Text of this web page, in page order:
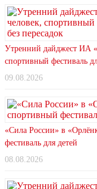
Утренний дайджест ИА
спортивный фестиваль
09.08.2026
«Сила России» в
фестиваль для детей
08.08.2026